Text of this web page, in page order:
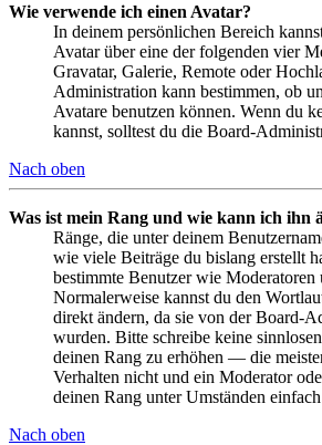
Wie verwende ich einen Avatar?
In deinem persönlichen Bereich
Avatar über eine der folgenden vier
Gravatar, Galerie, Remote oder
Administration kann bestimmen, ob
Avatare benutzen können. Wenn du
kannst, solltest du die Board-
Nach oben
Was ist mein Rang und wie kann ich ihn
Ränge, die unter deinem
wie viele Beiträge du bislang erstellt
bestimmte Benutzer wie
Normalerweise kannst du den
direkt ändern, da sie von der Board-
wurden. Bitte schreibe keine
deinen Rang zu erhöhen — die
Verhalten nicht und ein Moderator
deinen Rang unter Umständen
Nach oben